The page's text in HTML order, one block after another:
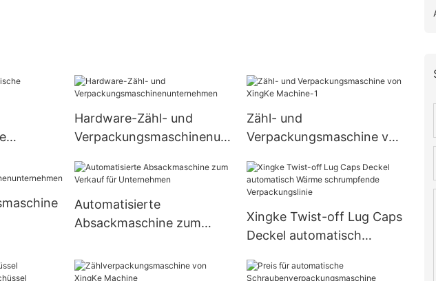
Hardware-Zähl- und
Verpackungsmaschinenun
Zähl- und
Verpackungsmaschine von
Automatisierte
Absackmaschine zum
Xingke Twist-off Lug Caps
Deckel automatisch
Verpackungslinie